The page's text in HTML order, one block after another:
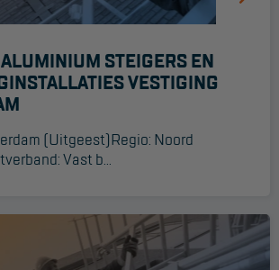
STEIGERS EN
VESTIGING
(Uitgeest)Regio: Noord
Vast b...